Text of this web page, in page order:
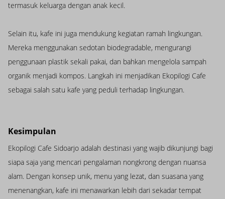
termasuk keluarga dengan anak kecil.
Selain itu, kafe ini juga mendukung kegiatan ramah lingkungan.
Mereka menggunakan sedotan biodegradable, mengurangi
penggunaan plastik sekali pakai, dan bahkan mengelola sampah
organik menjadi kompos. Langkah ini menjadikan Ekopilogi Cafe
sebagai salah satu kafe yang peduli terhadap lingkungan.
Kesimpulan
Ekopilogi Cafe Sidoarjo adalah destinasi yang wajib dikunjungi bagi
siapa saja yang mencari pengalaman nongkrong dengan nuansa
alam. Dengan konsep unik, menu yang lezat, dan suasana yang
menenangkan, kafe ini menawarkan lebih dari sekadar tempat